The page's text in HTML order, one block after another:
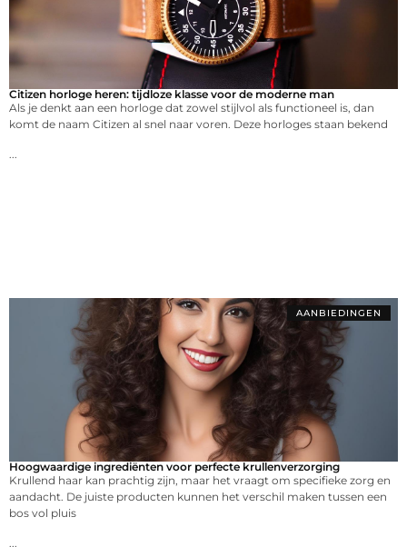
Citizen horloge heren: tijdloze klasse voor de moderne man
Als je denkt aan een horloge dat zowel stijlvol als functioneel is, dan
komt de naam Citizen al snel naar voren. Deze horloges staan bekend
AANBIEDINGEN
Hoogwaardige ingrediënten voor perfecte krullenverzorging
Krullend haar kan prachtig zijn, maar het vraagt om specifieke zorg en
aandacht. De juiste producten kunnen het verschil maken tussen een
bos vol pluis